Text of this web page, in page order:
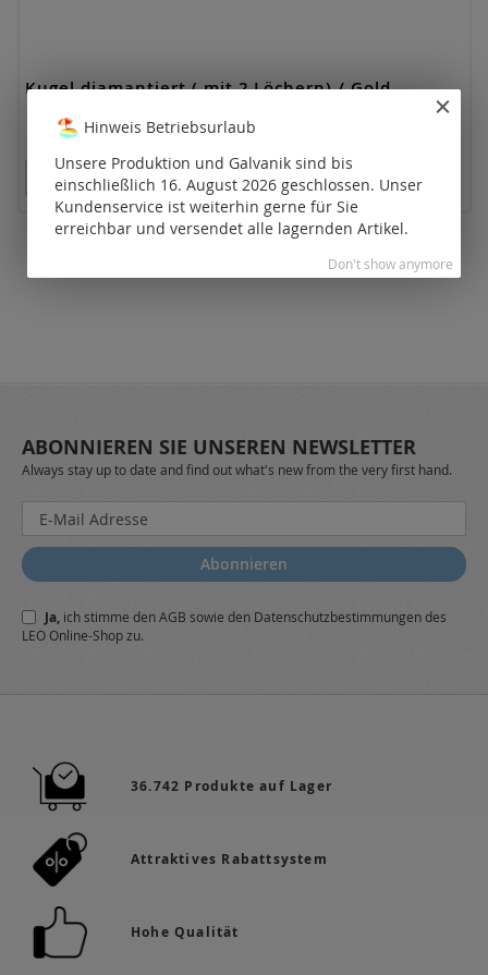
Kugel diamantiert ( mit 2 Löchern) / Gold
Preise nur für registrierte Kunden sichtbar.
ABONNIEREN SIE UNSEREN NEWSLETTER
Always stay up to date and find out what's new from the very first hand.
Melden
Sie
sich
für
Newsletter
a:
Abonnieren
Ja, ich stimme denAGB sowie den Datenschutzbestimmungendes
LEO Online-Shop zu.
36.742 Produkte auf Lager
Attraktives Rabattsystem
Hohe Qualität
Hinweis Betriebsurlaub
Unsere Produktion und Galvanik sind bis
einschließlich 16. August 2026 geschlossen. Unser
Kundenservice ist weiterhin gerne für Sie
erreichbar und versendet alle lagernden Artikel.
Don't show anymore